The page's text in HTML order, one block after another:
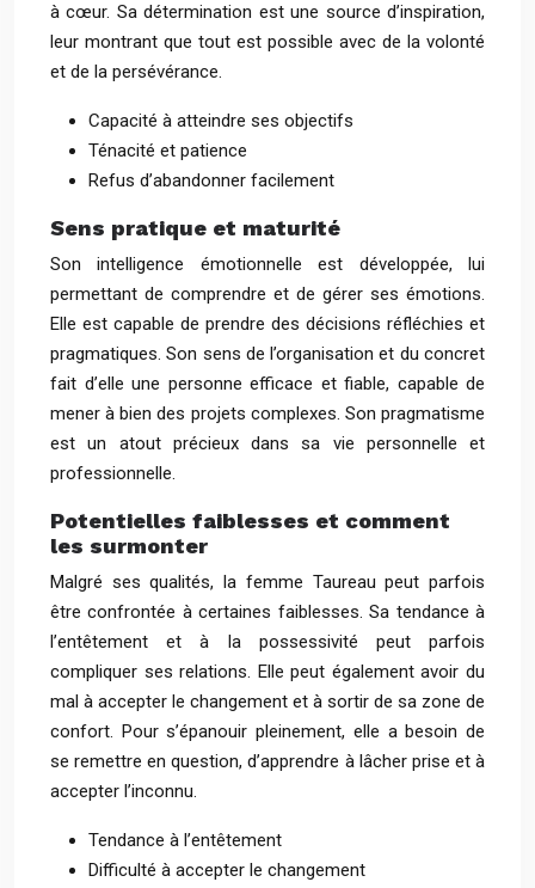
à cœur. Sa détermination est une source d’inspiration,
leur montrant que tout est possible avec de la volonté
et de la persévérance.
Capacité à atteindre ses objectifs
Ténacité et patience
Refus d’abandonner facilement
Sens pratique et maturité
Son intelligence émotionnelle est développée, lui
permettant de comprendre et de gérer ses émotions.
Elle est capable de prendre des décisions réfléchies et
pragmatiques. Son sens de l’organisation et du concret
fait d’elle une personne efficace et fiable, capable de
mener à bien des projets complexes. Son pragmatisme
est un atout précieux dans sa vie personnelle et
professionnelle.
Potentielles faiblesses et comment
les surmonter
Malgré ses qualités, la femme Taureau peut parfois
être confrontée à certaines faiblesses. Sa tendance à
l’entêtement et à la possessivité peut parfois
compliquer ses relations. Elle peut également avoir du
mal à accepter le changement et à sortir de sa zone de
confort. Pour s’épanouir pleinement, elle a besoin de
se remettre en question, d’apprendre à lâcher prise et à
accepter l’inconnu.
Tendance à l’entêtement
Difficulté à accepter le changement